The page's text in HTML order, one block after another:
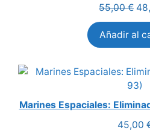
55,00€ El
Añadir al
Marines Espaciales:
45,00